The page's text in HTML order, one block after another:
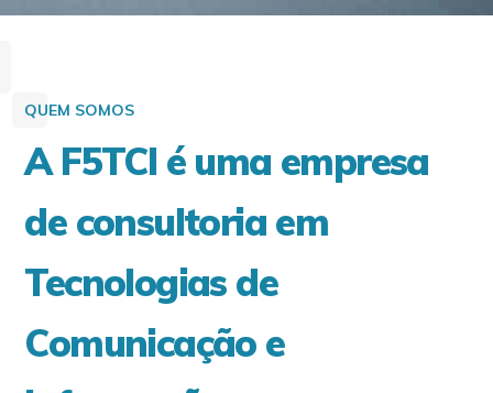
QUEM SOMOS
A F5TCI é uma empresa
de consultoria em
Tecnologias de
Comunicação e